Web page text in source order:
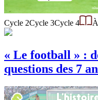
Cycle 2Cycle 3Cycle 4
« Le football » :
questions des 7